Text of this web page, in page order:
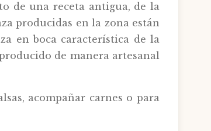
de una receta antigua, de la
producidas en la zona están
en boca característica de la
de manera artesanal
acompañar carnes o para